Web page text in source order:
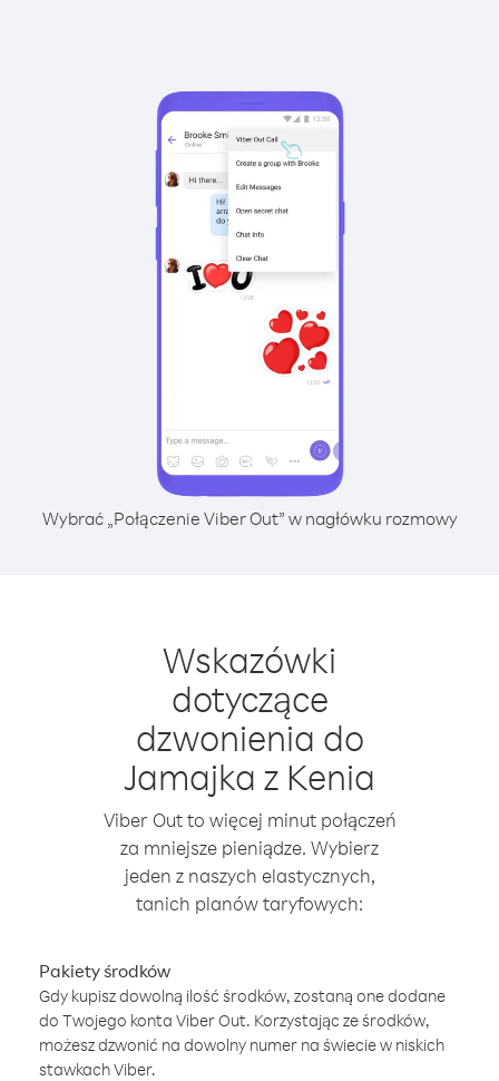
Wybrać „Połączenie Viber Out” w nagłówku rozmowy
Wskazówki
dotyczące
dzwonienia do
Jamajka z Kenia
Viber Out to więcej minut połączeń
za mniejsze pieniądze. Wybierz
jeden z naszych elastycznych,
tanich planów taryfowych:
Pakiety środków
Gdy kupisz dowolną ilość środków, zostaną one dodane
do Twojego konta Viber Out. Korzystając ze środków,
możesz dzwonić na dowolny numer na świecie w niskich
stawkach Viber.